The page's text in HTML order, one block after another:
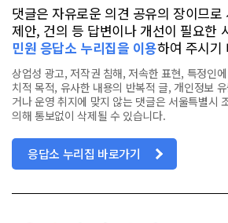
댓글은 자유로운 의견 공유의 장이므
제안, 건의 등 답변이나 개선이 필요한
민원 응답소 누리집을 이용하여 주시기
상업성 광고, 저작권 침해, 저속한 표현, 특정인
치적 목적, 유사한 내용의 반복적 글, 개인정보
거나 운영 취지에 맞지 않는 댓글은 서울특별시
의해 통보없이 삭제될 수 있습니다.
응답소 누리집 바로가기